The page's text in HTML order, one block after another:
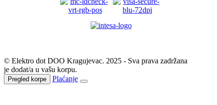
© Elektro dot DOO Kragujevac. 2025 - Sva prava zadržana
je dodat/a u vašu korpu.
Pregled korpe Plaćanje